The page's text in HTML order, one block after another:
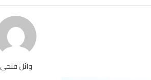
وائل فتحى